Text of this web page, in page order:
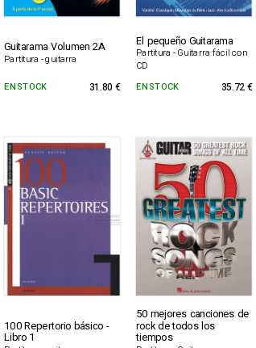
Guitarama Volumen 2A
Partitura - guitarra
El pequeño Guitarama
Partitura - Guitarra fácil con
CD
EN STOCK 31.80 € EN STOCK 35.72 €
100 Repertorio básico -
Libro 1
50 mejores canciones de
rock de todos los
tiempos